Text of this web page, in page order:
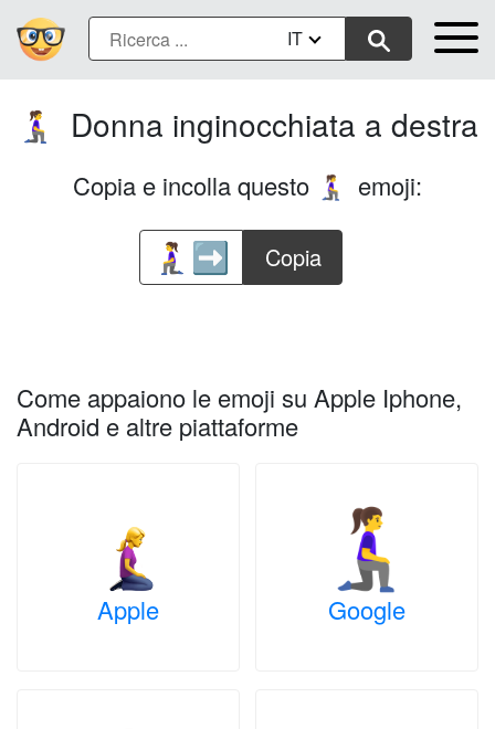
IT
🧎‍♀️‍➡️ Donna inginocchiata a destra
Copia e incolla questo 🧎‍♀️‍➡️ emoji:
Copia
Come appaiono le emoji su Apple Iphone,
Android e altre piattaforme
Apple Google